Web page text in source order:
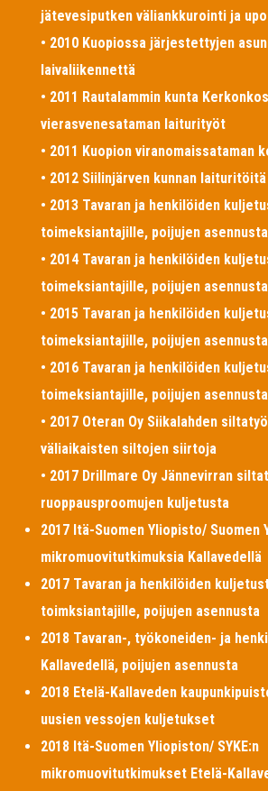
jätevesiputken väliankkurointi ja
• 2010 Kuopiossa järjestettyjen
laivaliikennettä
• 2011 Rautalammin kunta
vierasvenesataman laiturityöt
• 2011 Kuopion viranomaissataman
• 2012 Siilinjärven kunnan
• 2013 Tavaran ja henkilöiden
toimeksiantajille, poijujen asennusta
• 2014 Tavaran ja henkilöiden
toimeksiantajille, poijujen asennusta
• 2015 Tavaran ja henkilöiden
toimeksiantajille, poijujen asennusta
• 2016 Tavaran ja henkilöiden
toimeksiantajille, poijujen asennusta
• 2017 Oteran Oy Siikalahden
väliaikaisten siltojen siirtoja
• 2017 Drillmare Oy Jännevirran
ruoppausproomujen kuljetusta
2017 Itä-Suomen Yliopisto/ Suomen
mikromuovitutkimuksia Kallavedellä
2017 Tavaran ja henkilöiden
toimksiantajille, poijujen asennusta
2018 Tavaran-, työkoneiden- ja
Kallavedellä, poijujen asennusta
2018 Etelä-Kallaveden
uusien vessojen kuljetukset
2018 Itä-Suomen Yliopiston/ SYKE:n
mikromuovitutkimukset Etelä-